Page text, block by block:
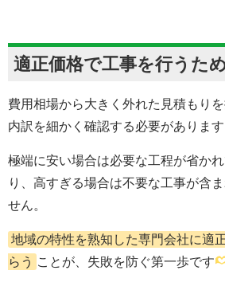
適正価格で工事を行うた
費用相場から大きく外れた見積もりを
内訳を細かく確認する必要があります
極端に安い場合は必要な工程が省か
り、高すぎる場合は不要な工事が含
せん。
地域の特性を熟知した専門会社に適
らう ことが、失敗を防ぐ第一歩です